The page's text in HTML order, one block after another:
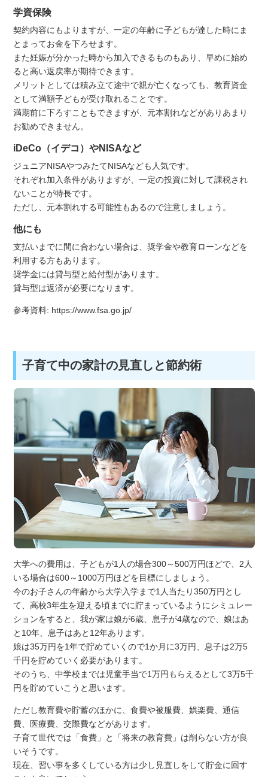
学資保険
契約内容にもよりますが、一定の年齢に子どもが達した時にま
とまってお金を下ろせます。
また妊娠が分かった時から加入できるものもあり、早めに始め
ると高い返戻率が期待できます。
メリットとしては積み立て途中で親が亡くなっても、教育資金
として満額子どもが受け取れることです。
満期前に下ろすこともできますが、元本割れなどがありあまり
お勧めできません。
iDeCo（イデコ）やNISAなど
ジュニアNISAやつみたてNISAなども人気です。
それぞれ加入条件がありますが、一定の投資に対して課税され
ないことが特長です。
ただし、元本割れする可能性もあるので注意しましょう。
他にも
支払いまでに間に合わない場合は、奨学金や教育ローンなどを
利用する方もあります。
奨学金には貸与型と給付型があります。
貸与型は返済が必要になります。
参考資料: https://www.fsa.go.jp/
子育て中の家計の見直しと節約術
大学への費用は、子どもが1人の場合300～500万円ほどで、2人
いる場合は600～1000万円ほどを目標にしましょう。
今のお子さんの年齢から大学入学まで1人当たり350万円とし
て、高校3年生を迎える頃までに貯まっているようにシミュレー
ションをすると、我が家は娘が6歳、息子が4歳なので、娘はあ
と10年、息子はあと12年あります。
娘は35万円を1年で貯めていくので1か月に3万円、息子は2万5
千円を貯めていく必要があります。
そのうち、中学校までは児童手当で1万円もらえるとして3万5千
円を貯めていこうと思います。
ただし教育費や貯蓄のほかに、食費や被服費、娯楽費、通信
費、医療費、交際費などがあります。
子育て世代では「食費」と「将来の教育費」は削らない方が良
いそうです。
現在、習い事を多くしている方は少し見直しをして貯金に回す